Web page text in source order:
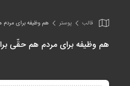
قالب پوستر هم وظیفه برای مردم
هم وظیفه برای مردم هم حقّی